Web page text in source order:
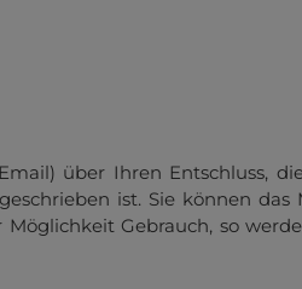
über Ihren Entschluss,
ist. Sie können
Gebrauch, so